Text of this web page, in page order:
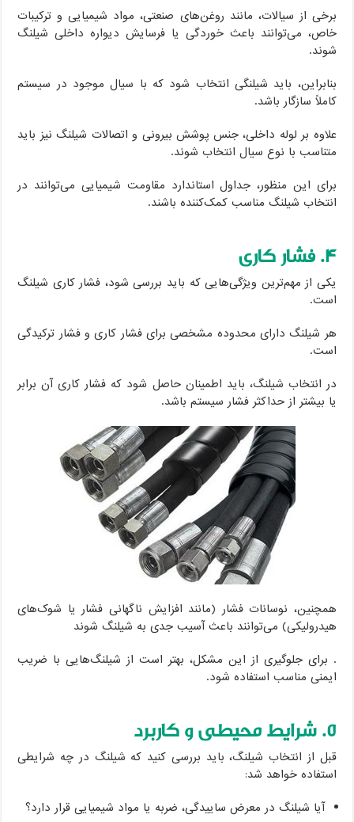
برخی از سیالات، مانند روغن‌های صنعتی، مواد شیمیایی و ترکیبات
خاص، می‌توانند باعث خوردگی یا فرسایش دیواره داخلی شیلنگ
شوند.
بنابراین، باید شیلنگی انتخاب شود که با سیال موجود در سیستم
کاملاً سازگار باشد.
علاوه بر لوله داخلی، جنس پوشش بیرونی و اتصالات شیلنگ نیز باید
متناسب با نوع سیال انتخاب شوند.
برای این منظور، جداول استاندارد مقاومت شیمیایی می‌توانند در
انتخاب شیلنگ مناسب کمک‌کننده باشند.
۴. فشار کاری
یکی از مهم‌ترین ویژگی‌هایی که باید بررسی شود، فشار کاری شیلنگ
است.
هر شیلنگ دارای محدوده مشخصی برای فشار کاری و فشار ترکیدگی
است.
در انتخاب شیلنگ، باید اطمینان حاصل شود که فشار کاری آن برابر
یا بیشتر از حداکثر فشار سیستم باشد.
همچنین، نوسانات فشار (مانند افزایش ناگهانی فشار یا شوک‌های
هیدرولیکی) می‌توانند باعث آسیب جدی به شیلنگ شوند
. برای جلوگیری از این مشکل، بهتر است از شیلنگ‌هایی با ضریب
ایمنی مناسب استفاده شود.
۵. شرایط محیطی و کاربرد
قبل از انتخاب شیلنگ، باید بررسی کنید که شیلنگ در چه شرایطی
استفاده خواهد شد:
آیا شیلنگ در معرض ساییدگی، ضربه یا مواد شیمیایی قرار دارد؟